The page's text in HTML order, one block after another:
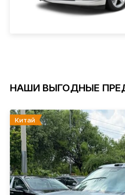
НАШИ ВЫГОДНЫЕ
Китай